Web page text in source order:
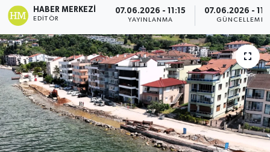
HABER MERKEZI
EDITÖR
07.06.2026 - 11:15
YAYINLANMA
07.06.2026 -
GÜNCELLEME